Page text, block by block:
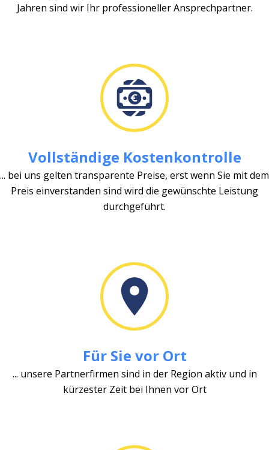
Jahren sind wir Ihr professioneller Ansprechpartner.
Vollständige Kostenkontrolle
... bei uns gelten transparente Preise, erst wenn Sie mit dem
Preis einverstanden sind wird die gewünschte Leistung
durchgeführt.
Für Sie vor Ort
... unsere Partnerfirmen sind in der Region aktiv und in
kürzester Zeit bei Ihnen vor Ort